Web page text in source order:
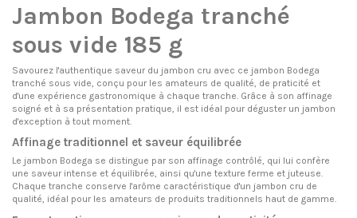
Jambon Bodega tranché
sous vide 185 g
Savourez l'authentique saveur du jambon cru avec ce jambon Bodega
tranché sous vide, conçu pour les amateurs de qualité, de praticité et
d'une expérience gastronomique à chaque tranche. Grâce à son affinage
soigné et à sa présentation pratique, il est idéal pour déguster un jambon
d'exception à tout moment.
Affinage traditionnel et saveur équilibrée
Le jambon Bodega se distingue par son affinage contrôlé, qui lui confère
une saveur intense et équilibrée, ainsi qu'une texture ferme et juteuse.
Chaque tranche conserve l'arôme caractéristique d'un jambon cru de
qualité, idéal pour les amateurs de produits traditionnels haut de gamme.